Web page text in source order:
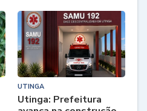
UTINGA
Utinga: Prefeitura